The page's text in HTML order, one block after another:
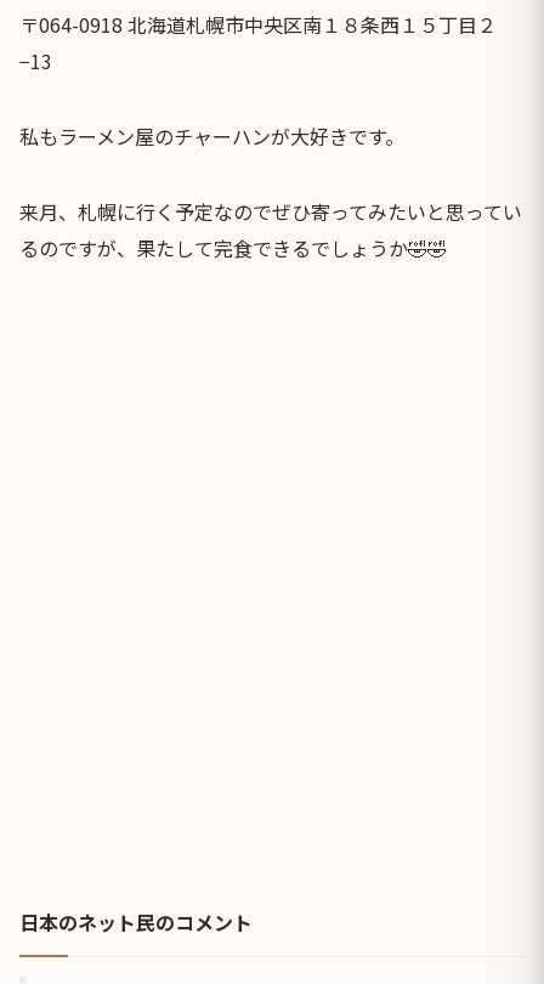
〒064-0918 北海道札幌市中央区南１８条西１５丁目２
−13
私もラーメン屋のチャーハンが大好きです。
来月、札幌に行く予定なのでぜひ寄ってみたいと思ってい
るのですが、果たして完食できるでしょうか🤣🤣
日本のネット民のコメント